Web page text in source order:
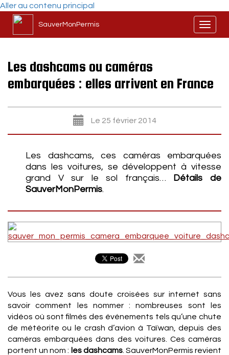
Aller au contenu principal
SauverMonPermis
Les dashcams ou caméras
embarquées : elles arrivent en France
Le 25 février 2014
Les dashcams, ces caméras embarquées
dans les voitures, se développent à vitesse
grand V sur le sol français… Détails de
SauverMonPermis.
Vous les avez sans doute croisées sur internet sans
savoir comment les nommer : nombreuses sont les
vidéos où sont filmés des événements tels qu’une chute
de météorite ou le crash d’avion à Taïwan, depuis des
caméras embarquées dans des voitures. Ces caméras
portent un nom : les dashcams. SauverMonPermis revient